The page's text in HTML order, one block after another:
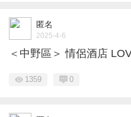
匿名
2025-4-6
＜中野區＞ 情侶酒店
1359 0